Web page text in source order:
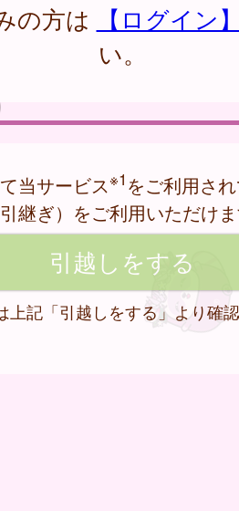
の方は
【ログイン
い。
当サービス※1 をご利用さ
継ぎ）をご利用いただけ
上記「引越しをする」より確